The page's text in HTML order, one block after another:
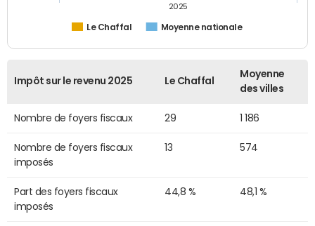
Le Chaffal Moyenne nationale
2025
Impôt sur le revenu 2025 Le Chaffal
Moyenne
des villes
Nombre de foyers fiscaux 29 1 186
Nombre de foyers fiscaux
imposés
13 574
Part des foyers fiscaux
imposés
44,8 % 48,1 %